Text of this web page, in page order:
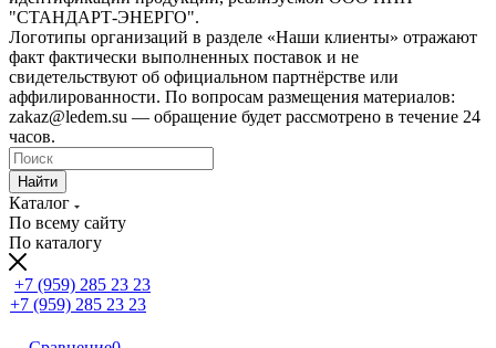
"СТАНДАРТ-ЭНЕРГО".
Логотипы организаций в разделе «Наши клиенты» отражают
факт фактически выполненных поставок и не
свидетельствуют об официальном партнёрстве или
аффилированности. По вопросам размещения материалов:
zakaz@ledem.su — обращение будет рассмотрено в течение 24
часов.
Найти
Каталог
По всему сайту
По каталогу
+7 (959) 285 23 23
+7 (959) 285 23 23